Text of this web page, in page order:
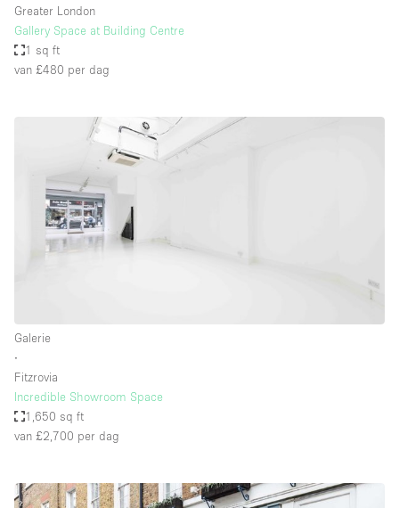
Greater London
Gallery Space at Building Centre
1 sq ft
van £480 per dag
Galerie
∙
Fitzrovia
Incredible Showroom Space
1,650 sq ft
van £2,700 per dag